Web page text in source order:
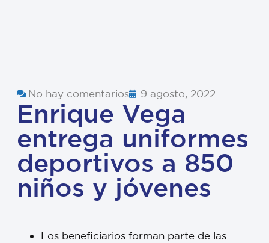
No hay comentarios 9 agosto, 2022
Enrique Vega
entrega uniformes
deportivos a 850
niños y jóvenes
Los beneficiarios forman parte de las